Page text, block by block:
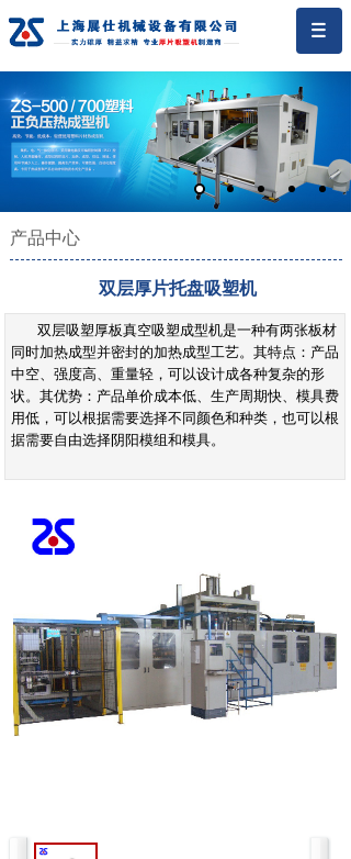
产品中心
双层厚片托盘吸塑机
双层吸塑厚板真空吸塑成型机是一种有两张板材
同时加热成型并密封的加热成型工艺。其特点：产品
中空、强度高、重量轻，可以设计成各种复杂的形
状。其优势：产品单价成本低、生产周期快、模具费
用低，可以根据需要选择不同颜色和种类，也可以根
据需要自由选择阴阳模组和模具。